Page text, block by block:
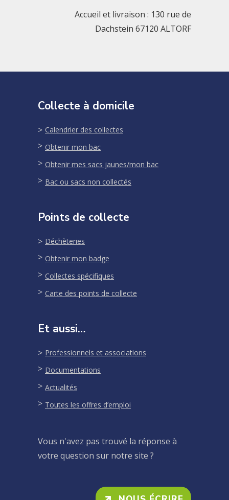
Accueil et livraison : 130 rue de
Dachstein 67120 ALTORF
Collecte à domicile
Calendrier des collectes
Obtenir mon bac
Obtenir mes sacs jaunes/mon bac
Bac ou sacs non collectés
Points de collecte
Déchèteries
Obtenir mon badge
Collectes spécifiques
Carte des points de collecte
Et aussi…
Professionnels et associations
Documentations
Actualités
Toutes les offres d’emploi
Vous n'avez pas trouvé la réponse à
votre question sur notre site ?